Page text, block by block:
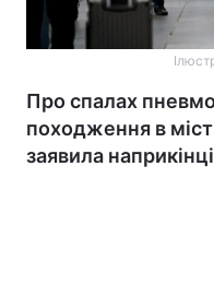
Про спалах
походження в
заявила